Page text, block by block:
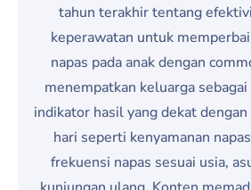
tahun terakhir tentang
keperawatan untuk
napas pada anak dengan
menempatkan keluarga
indikator hasil yang dekat
hari seperti kenyamanan
frekuensi napas sesuai usia,